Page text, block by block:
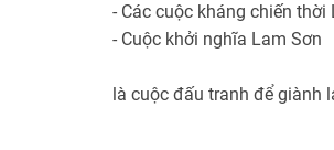
- Các cuộc kháng chiến
- Cuộc khởi nghĩa Lam Sơn
là cuộc đấu tranh để giành